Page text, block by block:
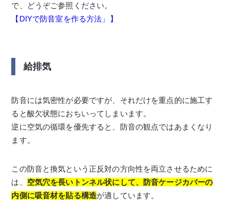
で、どうぞご参照ください。
【DIYで防音室を作る方法」】
給排気
防音には気密性が必要ですが、それだけを重点的に施工す
ると酸欠状態におちいってしまいます。
逆に空気の循環を優先すると、防音の観点ではあまくなり
ます。
この防音と換気という正反対の方向性を両立させるために
は、 空気穴を長いトンネル状にして、防音ケージカバーの
内側に吸音材を貼る構造が適しています。